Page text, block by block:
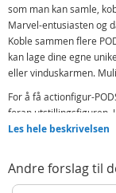
som man kan samle,
Marvel-entusiasten og
Koble sammen flere
kan lage dine egne
eller vinduskarmen.
For å få actionfigur-
foran utstillingsfiguren.
automatisk slår seg av
de sammen slik du selv
morsomme måter å
Les hele beskrivelsen
Andre forslag til